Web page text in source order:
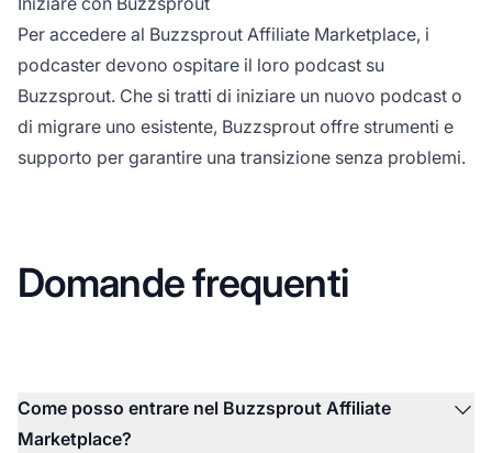
Per accedere al Buzzsprout Affiliate Marketplace, i
podcaster devono ospitare il loro podcast su
Buzzsprout. Che si tratti di iniziare un nuovo podcast o
di migrare uno esistente, Buzzsprout offre strumenti e
supporto per garantire una transizione senza problemi.
Domande frequenti
Come posso entrare nel Buzzsprout Affiliate
Marketplace?